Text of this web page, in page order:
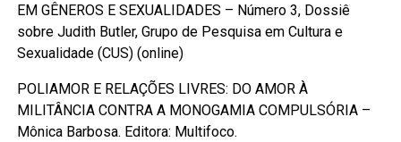
EM GÊNEROS E SEXUALIDADES – Número 3, Dossiê
sobre Judith Butler, Grupo de Pesquisa em Cultura e
Sexualidade (CUS) (online)
POLIAMOR E RELAÇÕES LIVRES: DO AMOR À
MILITÂNCIA CONTRA A MONOGAMIA COMPULSÓRIA –
Mônica Barbosa. Editora: Multifoco.